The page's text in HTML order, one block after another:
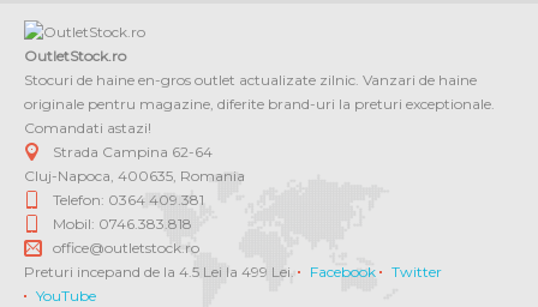
OutletStock.ro
Stocuri de haine en-gros outlet actualizate zilnic. Vanzari de haine
originale pentru magazine, diferite brand-uri la preturi exceptionale.
Comandati astazi!
Strada Campina 62-64
Cluj-Napoca, 400635, Romania
Telefon: 0364 409.381
Mobil: 0746.383.818
office@outletstock.ro
Preturi incepand de la 4.5 Lei la 499 Lei.
Facebook
Twitter
YouTube